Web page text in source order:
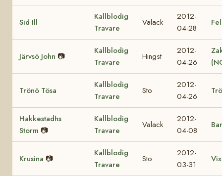
Sid Ill
Kallblodig
Travare
Valack
2012-
04-28
Järvsö John 📷
Kallblodig
Travare
Hingst
2012-
04-26
Trönö Tösa
Kallblodig
Travare
Sto
2012-
04-26
Hakkestadhs
Storm 📷
Kallblodig
Travare
Valack
2012-
04-08
Krusina 📷
Kallblodig
Travare
Sto
2012-
03-31